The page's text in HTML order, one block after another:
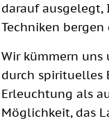
darauf ausgelegt,
Techniken
Wir kümmern
durch spirituelles
Erleuchtung als
Möglichkeit, das